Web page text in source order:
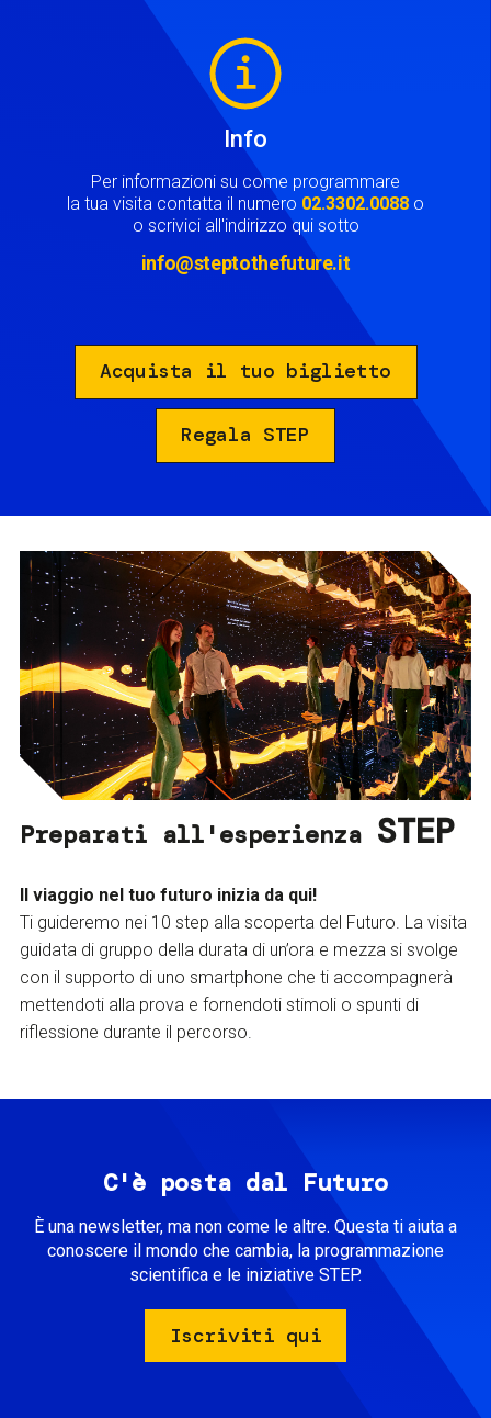
Info
Per informazioni su come programmare
la tua visita contatta il numero 02.3302.0088 o
o scrivici all'indirizzo qui sotto
info@steptothefuture.it
Acquista il tuo biglietto
Regala STEP
Preparati all'esperienza STEP
Il viaggio nel tuo futuro inizia da qui!
Ti guideremo nei 10 step alla scoperta del Futuro. La visita
guidata di gruppo della durata di un’ora e mezza si svolge
con il supporto di uno smartphone che ti accompagnerà
mettendoti alla prova e fornendoti stimoli o spunti di
riflessione durante il percorso.
C'è posta dal Futuro
È una newsletter, ma non come le altre. Questa ti aiuta a
conoscere il mondo che cambia, la programmazione
scientifica e le iniziative STEP.
Iscriviti qui